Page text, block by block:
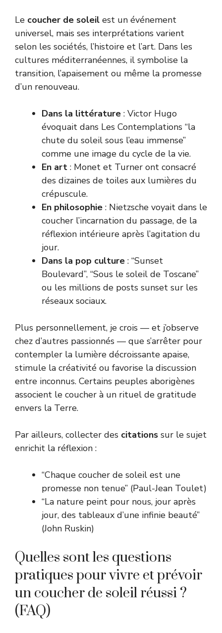
Le coucher de soleil est un événement
universel, mais ses interprétations varient
selon les sociétés, l’histoire et l’art. Dans les
cultures méditerranéennes, il symbolise la
transition, l’apaisement ou même la promesse
d’un renouveau.
Dans la littérature : Victor Hugo
évoquait dans Les Contemplations “la
chute du soleil sous l’eau immense”
comme une image du cycle de la vie.
En art : Monet et Turner ont consacré
des dizaines de toiles aux lumières du
crépuscule.
En philosophie : Nietzsche voyait dans le
coucher l’incarnation du passage, de la
réflexion intérieure après l’agitation du
jour.
Dans la pop culture : “Sunset
Boulevard”, “Sous le soleil de Toscane”
ou les millions de posts sunset sur les
réseaux sociaux.
Plus personnellement, je crois — et j’observe
chez d’autres passionnés — que s’arrêter pour
contempler la lumière décroissante apaise,
stimule la créativité ou favorise la discussion
entre inconnus. Certains peuples aborigènes
associent le coucher à un rituel de gratitude
envers la Terre.
Par ailleurs, collecter des citations sur le sujet
enrichit la réflexion :
“Chaque coucher de soleil est une
promesse non tenue” (Paul-Jean Toulet)
“La nature peint pour nous, jour après
jour, des tableaux d’une infinie beauté”
(John Ruskin)
Quelles sont les questions
pratiques pour vivre et prévoir
un coucher de soleil réussi ?
(FAQ)